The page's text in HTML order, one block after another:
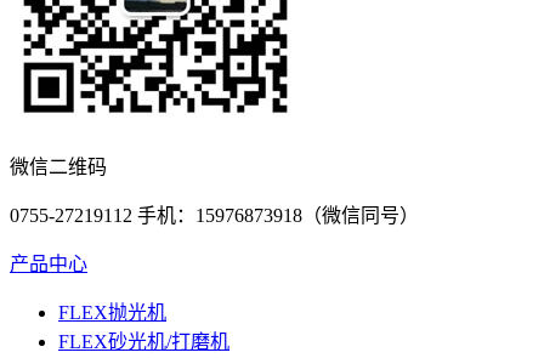
微信二维码
0755-27219112 手机：15976873918（微信同号）
产品中心
FLEX抛光机
FLEX砂光机/打磨机